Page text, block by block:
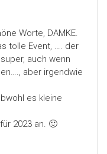
Worte, DAMKE.
tolle Event, …. der
auch wenn
aber irgendwie
es kleine
2023 an. 🙂